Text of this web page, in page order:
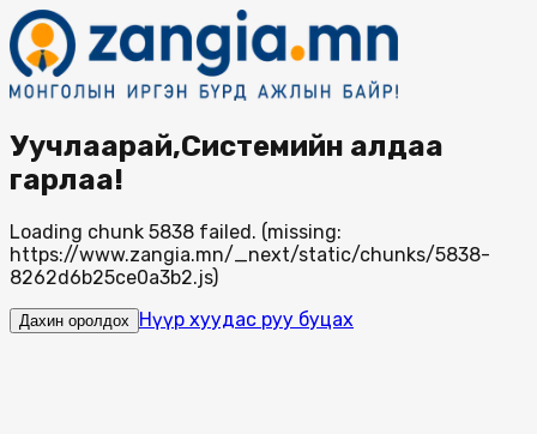
Уучлаарай,Системийн алдаа
гарлаа!
Loading chunk 5838 failed. (missing:
https://www.zangia.mn/_next/static/chunks/5838-
8262d6b25ce0a3b2.js)
Дахин оролдох Нүүр хуудас руу буцах